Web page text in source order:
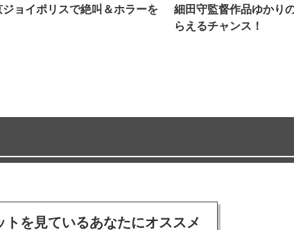
ョイポリスで絶叫＆ホラーを
細田守監督作品ゆかり
らえるチャンス！
トを見ているあなたにオススメ